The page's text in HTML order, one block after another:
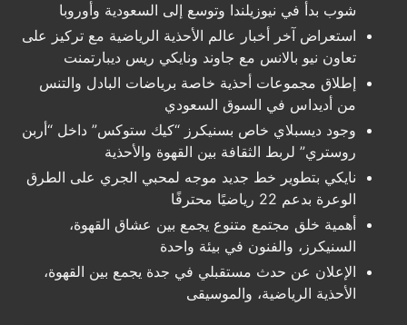
شوب بدأ في نيوزيلندا وتوسع إلى السعودية وأوروبا
استعراض آخر أخبار عالم الأحذية الرياضية مع تركيز على
تعاون نيو بالانس مع جاوند ونايكي ريس ديبارتمنت
إطلاق مجموعات أحذية خاصة برياضات البادل والتنس
من أديداس في السوق السعودي
وجود ديسبلاي خاص بسنيكرز “كيك ستوكس” داخل “أربن
روستري” لربط الثقافة بين القهوة والأحذية
نايكي بتطوير خط جديد موجه لمحبي الجري على الطرق
الوعرة بدعم 22 رياضيًا محترفًا
أهمية خلق مجتمع متنوع يجمع بين عشاق القهوة،
السنيكرز، والفنون في بيئة واحدة
الإعلان عن حدث مستقبلي في جدة يجمع بين القهوة،
الأحذية الرياضية، والموسيقى